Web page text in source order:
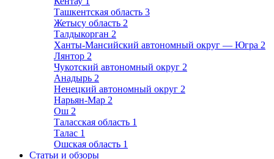
Ташкентская область 3
Жетысу область 2
Талдыкорган 2
Ханты-Мансийский автономный округ — Югра 2
Лянтор 2
Чукотский автономный округ 2
Анадырь 2
Ненецкий автономный округ 2
Нарьян-Мар 2
Ош 2
Таласская область 1
Талас 1
Ошская область 1
Статьи и обзоры